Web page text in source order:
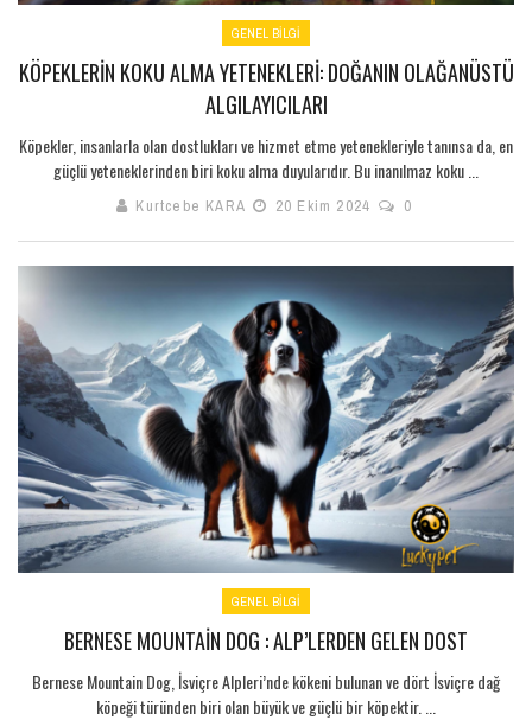
GENEL BILGI
KÖPEKLERIN KOKU ALMA YETENEKLERI: DOĞANIN OLAĞANÜSTÜ
ALGILAYICILARI
Köpekler, insanlarla olan dostlukları ve hizmet etme yetenekleriyle tanınsa da, en
güçlü yeteneklerinden biri koku alma duyularıdır. Bu inanılmaz koku ...
Kurtcebe KARA 20 Ekim 2024 0
GENEL BILGI
BERNESE MOUNTAIN DOG : ALP’LERDEN GELEN DOST
Bernese Mountain Dog, İsviçre Alpleri’nde kökeni bulunan ve dört İsviçre dağ
köpeği türünden biri olan büyük ve güçlü bir köpektir. ...